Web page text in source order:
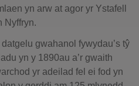
yn arw at agor yr Ystafell
Nyffryn.
datgelu gwahanol fywydau’s tŷ
yn y 1890au a’r gwaith
yr adeilad fel ei fod yn